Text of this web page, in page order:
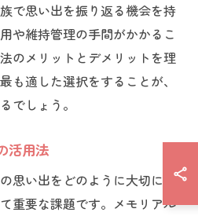
で思い出を振り返る機会を持
や維持管理の手間がかかるこ
のメリットとデメリットを理
も適した選択をすることが、
でしょう。
活用法
思い出をどのように大切に保
重要な課題です。メモリアル